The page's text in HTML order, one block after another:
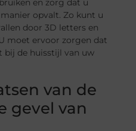
en zorg dat u
opvalt. Zo kunt u
door 3D letters en
moet ervoor zorgen dat
bij de huisstijl van uw
van de
gevel van